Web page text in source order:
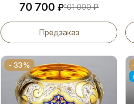
70 700 ₽101 000₽
Предзаказ
- 33%